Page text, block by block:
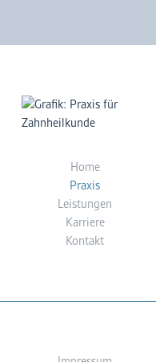
Home
Praxis
Leistungen
Karriere
Kontakt